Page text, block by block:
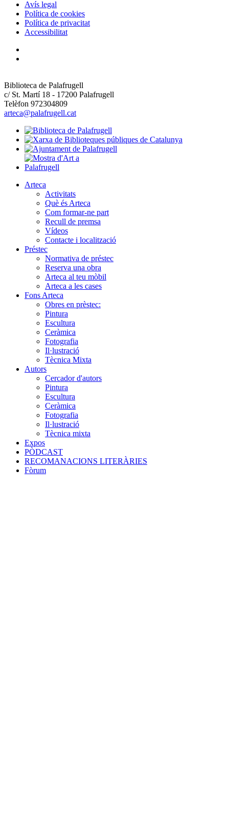
Avís legal
Política de cookies
Política de privacitat
Accessibilitat
Biblioteca de Palafrugell
c/ St. Martí 18 - 17200 Palafrugell
Telèfon 972304809
arteca@palafrugell.cat
Arteca
Activitats
Què és Arteca
Com formar-ne part
Recull de premsa
Vídeos
Contacte i localització
Préstec
Normativa de préstec
Reserva una obra
Arteca al teu mòbil
Arteca a les cases
Fons Arteca
Obres en prèstec:
Pintura
Escultura
Ceràmica
Fotografia
Il·lustració
Tècnica Mixta
Autors
Cercador d'autors
Pintura
Escultura
Ceràmica
Fotografia
Il·lustració
Tècnica mixta
Expos
PÒDCAST
RECOMANACIONS LITERÀRIES
Fòrum